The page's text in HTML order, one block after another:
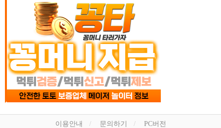
이용안내 문의하기 PC버전